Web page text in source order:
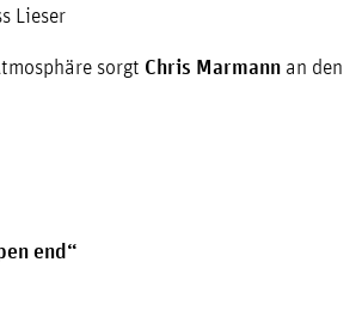
Lieser
sorgt Chris Marmann an den
end“